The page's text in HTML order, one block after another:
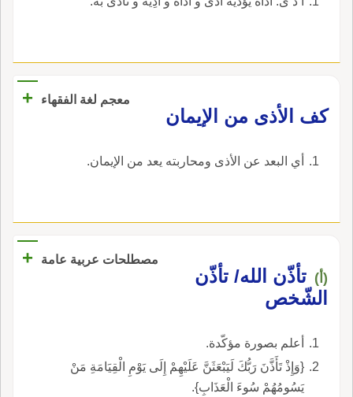
معجم لغة الفقهاء
+
‏كف الأذى من الإيمان‏
‏أي البعد عن الأذى ومحاربته يعد من الإيمان‏.
مصطلحات عربية عامة +
(أ) تأذّن الله/ تأذّن
الشّخص
أعلم بصورة مؤكّدة.
{وَإِذْ تَأَذَّنَ رَبُّكَ لَيَبْعَثَنَّ عَلَيْهِمْ إِلَى يَوْمِ الْقِيَامَةِ مَنْ
يَسُومُهُمْ سُوءَ الْعَذَابِ}.